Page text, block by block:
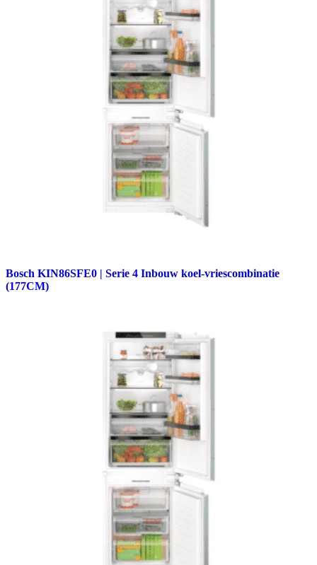
Bosch KIN86SFE0 | Serie 4 Inbouw koel-vriescombinatie
(177CM)